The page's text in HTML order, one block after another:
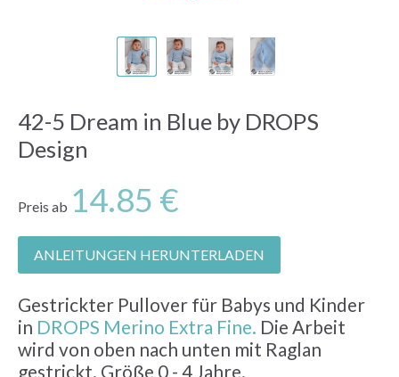
42-5 Dream in Blue by DROPS
Design
Preis ab 14.85 €
ANLEITUNGEN HERUNTERLADEN
Gestrickter Pullover für Babys und Kinder
in DROPS Merino Extra Fine. Die Arbeit
wird von oben nach unten mit Raglan
gestrickt. Größe 0 - 4 Jahre.